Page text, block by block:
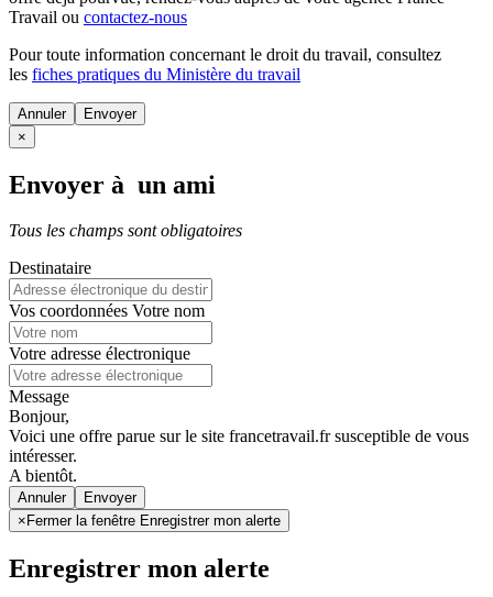
Travail ou contactez-nous
Pour toute information concernant le droit du travail, consultez
les fiches pratiques du Ministère du travail
Annuler
×
Envoyer à un ami
Tous les champs sont obligatoires
Destinataire
Vos coordonnées Votre nom
Votre adresse électronique
Message
Bonjour,
Voici une offre parue sur le site francetravail.fr susceptible de vous
intéresser.
A bientôt.
Annuler
× Fermer la fenêtre Enregistrer mon alerte
Enregistrer mon alerte